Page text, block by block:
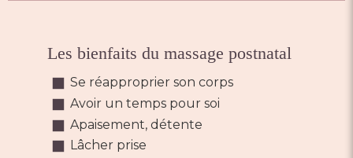
Les bienfaits du massage postnatal
Se réapproprier son corps
Avoir un temps pour soi
Apaisement, détente
Lâcher prise